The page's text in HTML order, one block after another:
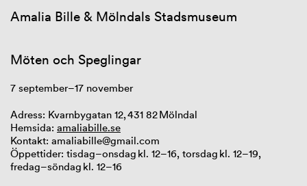
Amalia Bille & Mölndals Stadsmuseum
Möten och Speglingar
7 september–17 november
Adress: Kvarnbygatan 12, 431 82 Mölndal
Hemsida: amaliabille.se
Kontakt: amaliabille@gmail.com
Öppettider: tisdag–onsdag kl. 12–16, torsdag kl. 12–19,
fredag–söndag kl. 12–16